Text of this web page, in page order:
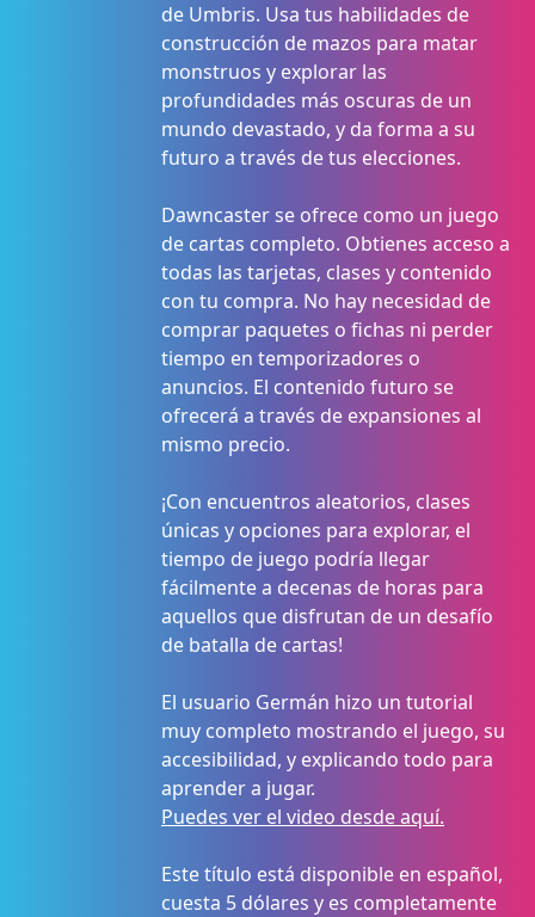
de Umbris. Usa tus habilidades de
construcción de mazos para matar
monstruos y explorar las
profundidades más oscuras de un
mundo devastado, y da forma a su
futuro a través de tus elecciones.
Dawncaster se ofrece como un juego
de cartas completo. Obtienes acceso a
todas las tarjetas, clases y contenido
con tu compra. No hay necesidad de
comprar paquetes o fichas ni perder
tiempo en temporizadores o
anuncios. El contenido futuro se
ofrecerá a través de expansiones al
mismo precio.
¡Con encuentros aleatorios, clases
únicas y opciones para explorar, el
tiempo de juego podría llegar
fácilmente a decenas de horas para
aquellos que disfrutan de un desafío
de batalla de cartas!
El usuario Germán hizo un tutorial
muy completo mostrando el juego, su
accesibilidad, y explicando todo para
aprender a jugar.
Puedes ver el video desde aquí.
Este título está disponible en español,
cuesta 5 dólares y es completamente